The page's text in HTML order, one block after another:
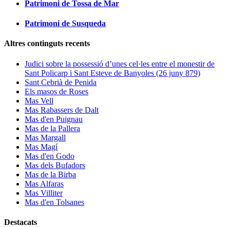
Patrimoni de Tossa de Mar
Patrimoni de Susqueda
Altres continguts recents
Judici sobre la possessió d’unes cel·les entre el monestir de
Sant Policarp i Sant Esteve de Banyoles (26 juny 879)
Sant Cebrià de Penida
Els masos de Roses
Mas Vell
Mas Rabassers de Dalt
Mas d'en Puignau
Mas de la Pallera
Mas Margall
Mas Magí
Mas d'en Godo
Mas dels Bufadors
Mas de la Birba
Mas Alfaras
Mas Villiter
Mas d'en Tolsanes
Destacats